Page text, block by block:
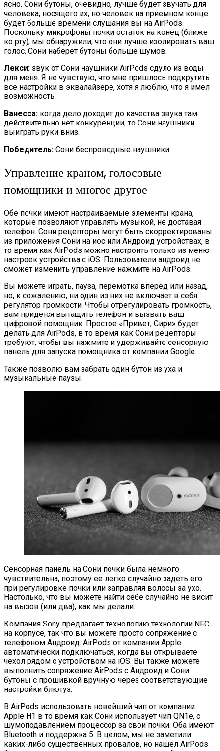
ясно. Сони бутоны, очевидно, лучше будет звучать для
человека, носящего их, но человек на приемном конце
будет больше времени слушания вы на AirPods.
Поскольку микрофоны почки остаток на конец (ближе
ко рту), мы обнаружили, что они лучше изолировать ваш
голос. Сони наберет бутоны больше шумов.
Лекси: звук от Сони наушники AirPods сдуло из воды
для меня. Я не чувствую, что мне пришлось подкрутить
все настройки в эквалайзере, хотя я люблю, что я имел
возможность.
Ванесса: когда дело доходит до качества звука там
действительно нет конкуренции, то Сони наушники
выиграть руки вниз.
Победитель: Сони беспроводные наушники.
Управление краном, голосовые
помощники и многое другое
Обе почки имеют настраиваемые элементы крана,
которые позволяют управлять музыкой, не доставая
телефон. Сони рецепторы могут быть скорректированы
из приложения Сони на иос или Андроид устройствах, в
то время как AirPods можно настроить только из меню
настроек устройства с iOS. Пользователи андроид не
сможет изменить управление нажмите на AirPods.
Вы можете играть, пауза, перемотка вперед или назад,
но, к сожалению, ни один из них не включает в себя
регулятор громкости. Чтобы отрегулировать громкость,
вам придется вытащить телефон и вызвать ваш
цифровой помощник. Простое «Привет, Сири» будет
делать для AirPods, в то время как Сони рецепторы
требуют, чтобы вы нажмите и удерживайте сенсорную
панель для запуска помощника от компании Google.
Также позволю вам забрать один бутон из уха и
музыкальные паузы.
Сенсорная панель на Сони почки была немного
чувствительна, поэтому ее легко случайно задеть его
при регулировке почки или заправляя волосы за ухо.
Настолько, что вы можете найти себе случайно не висит
на вызов (или два), как мы делали.
Компания Sony предлагает технологию технологии NFC
на корпусе, так что вы можете просто сопряжение с
телефоном Андроид. AirPods от компании Apple
автоматически подключаться, когда вы открываете
чехол рядом с устройством на iOS. Вы также можете
выполнить сопряжение AirPods с Андроид и Сони
бутоны с прошивкой вручную через соответствующие
настройки блютуз.
В AirPods использовать новейший чип от компании
Apple Н1 в то время как Сони использует чип QN1e, с
шумоподавлением процессор за свои почки. Оба имеют
Bluetooth и поддержка 5. В целом, мы не заметили
каких-либо существенных провалов, но нашел AirPods